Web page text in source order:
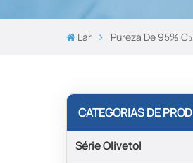
Lar Pureza De 95%
CATEGORIAS DE
Série Olivetol